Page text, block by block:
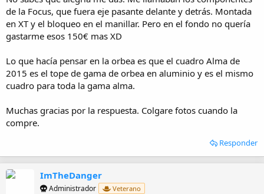
pueda llevar.
Un daludo
de la Focus, que fuera eje pasante delante y detrás. Montada
en XT y el bloqueo en el manillar. Pero en el fondo no quería
gastarme esos 150€ mas XD
Lo que hacía pensar en la orbea es que el cuadro Alma de
2015 es el tope de gama de orbea en aluminio y es el mismo
cuadro para toda la gama alma.
Muchas gracias por la respuesta. Colgare fotos cuando la
compre.
Responder
ImTheDanger
Administrador Veterano